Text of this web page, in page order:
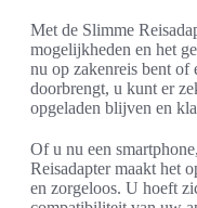
Met de Slimme
mogelijkheden en het
nu op zakenreis bent of
doorbrengt, u kunt er
opgeladen blijven en
Of u nu een
Reisadapter maakt het
en zorgeloos. U hoeft